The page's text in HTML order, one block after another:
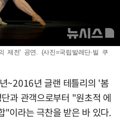
제전' 공연. (사진=국립발레단·빌 쿠
~2016년 글랜 테틀리의 '봄
과 관객으로부터 "원초적 에
"이라는 극찬을 받은 바 있다.